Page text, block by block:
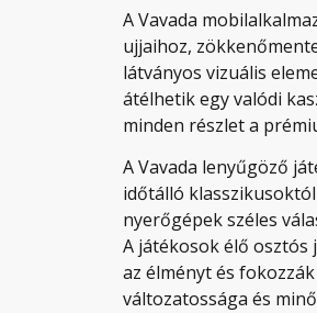
A Vavada
ujjaihoz,
látványos vizuális
átélhetik egy valódi
minden részlet a
A Vavada lenyűgöző
időtálló
nyerőgépek széles
A játékosok élő
az élményt és
változatossága és